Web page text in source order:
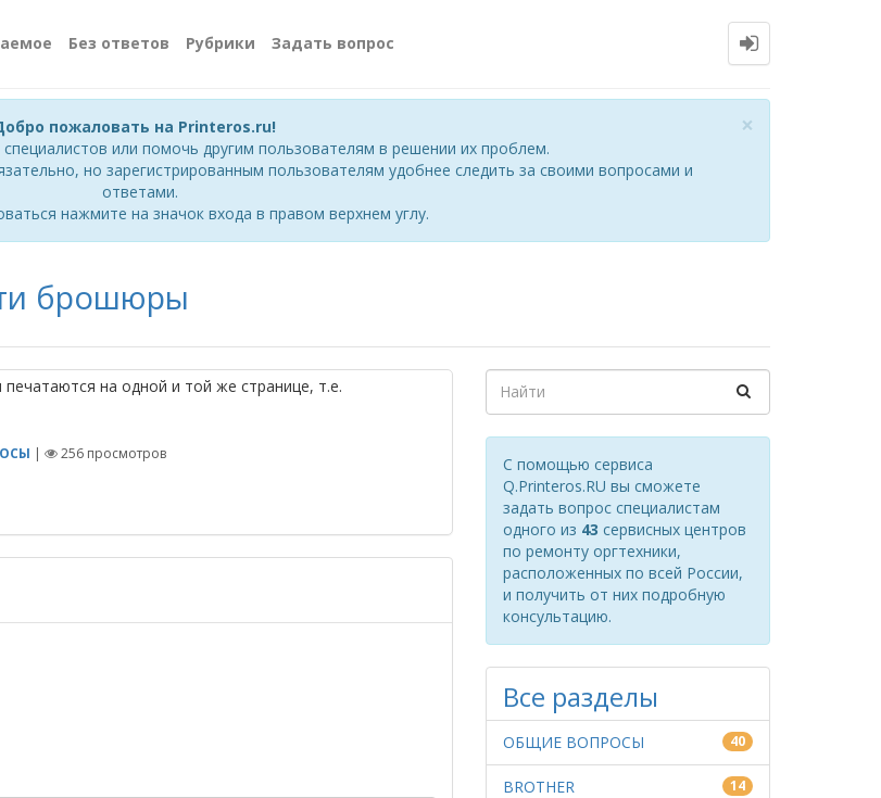
Без ответов Рубрики Задать вопрос
×
пожаловать на Printeros.ru!
или помочь другим пользователям в решении их проблем.
но зарегистрированным пользователям удобнее следить за своими вопросами и
ответами.
нажмите на значок входа в правом верхнем углу.
брошюры
на одной и той же странице, т.е.
| 256 просмотров
С помощью сервиса
Q.Printeros.RU вы сможете
задать вопрос специалистам
одного из 43 сервисных центров
по ремонту оргтехники,
расположенных по всей России,
и получить от них подробную
консультацию.
Все разделы
ОБЩИЕ ВОПРОСЫ 40
BROTHER 14